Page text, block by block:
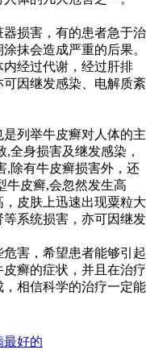
损害，有的患者急于治
抹会造成严重的后果。
经过代谢，经过肝排
因继发感染、电解质紊
列举牛皮癣对人体的主
全身损害及继发感染，
,除有牛皮癣损害外，还
牛皮癣,会忽然发生高
皮肤上迅速出现粟粒大
系统损害，亦可因继发
害，希望患者能够引起
癣的症状，并且在治疗
相信科学的治疗一定能
最好的